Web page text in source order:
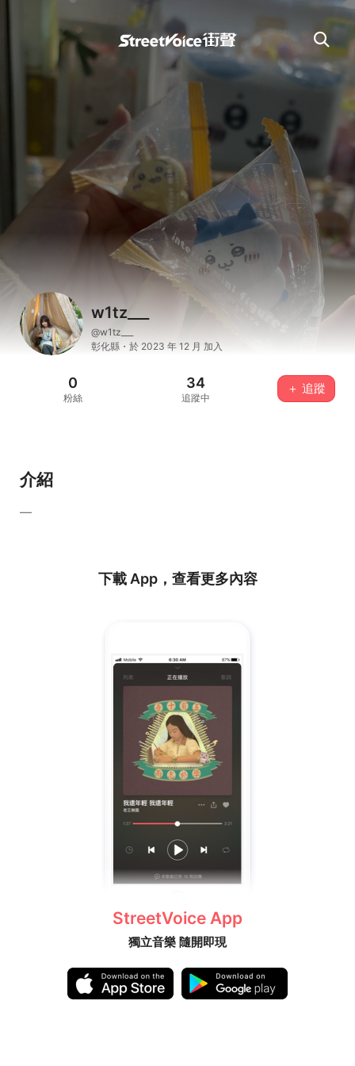
w1tz___
@w1tz___
彰化縣・於 2023 年 12 月 加入
0
粉絲
34
追蹤中
＋ 追蹤
介紹
—
下載 App，查看更多內容
StreetVoice App
獨立音樂 隨開即現